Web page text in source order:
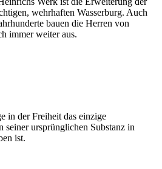
wehrhaften Wasserburg. Auch
bauen die Herren von
immer weiter aus.
in der Freiheit das einzige
seiner ursprünglichen Substanz in
ist.